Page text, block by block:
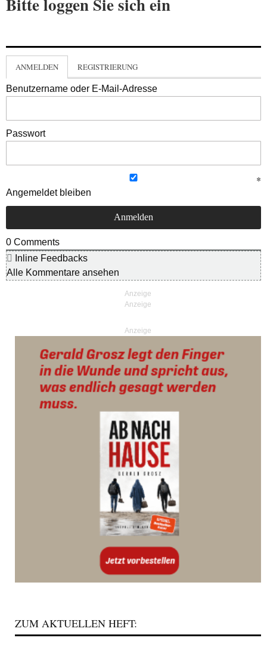
ANMELDEN REGISTRIERUNG
Benutzername oder E-Mail-Adresse
Passwort
Angemeldet bleiben
0 Comments
Inline Feedbacks
Alle Kommentare ansehen
Anzeige
ZUM AKTUELLEN HEFT: